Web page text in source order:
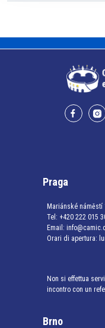
Praga
Mariánské náměstí
Tel: +420 222 015
Email:
Orari di apertura:
Non si effettua
incontro con un
Brno